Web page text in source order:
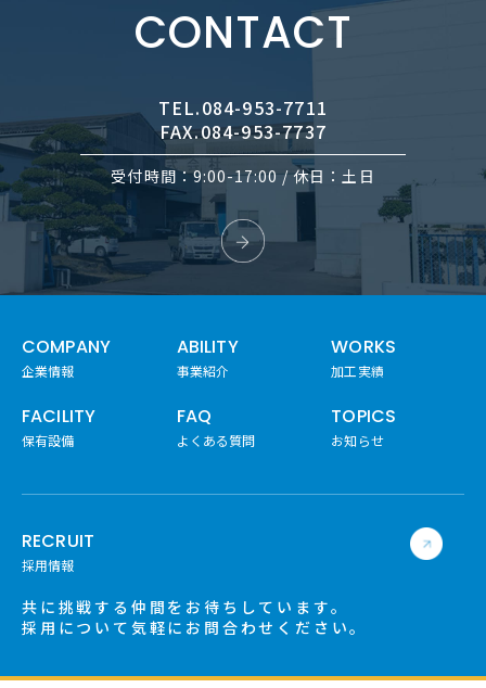
CONTACT
TEL.084-953-7711
FAX.084-953-7737
受付時間：9:00-17:00 / 休日：土日
COMPANY
企業情報
ABILITY
事業紹介
WORKS
加工実績
FACILITY
保有設備
FAQ
よくある質問
TOPICS
お知らせ
RECRUIT
採用情報
共に挑戦する仲間をお待ちしています。
採用について気軽にお問合わせください。